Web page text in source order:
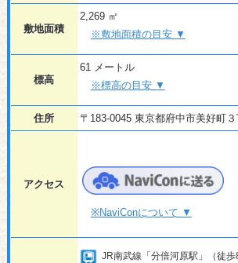
敷地面積
2,269 ㎡
※敷地面積の目安 ▼
標高
61 メートル
※標高の目安 ▼
住所 〒183-0045 東京都府中市美好町３
アクセス
※NaviConについて ▼
JR南武線「分倍河原駅」（徒歩